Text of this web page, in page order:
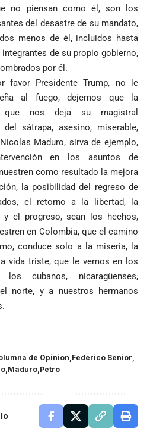
no piensan como él, son los
del desastre de su mandato,
menos de él, incluidos hasta
de su propio gobierno,
por él.
favor Presidente Trump, no le
al fuego, dejemos que la
que nos deja su magistral
del sátrapa, asesino, miserable,
Maduro, sirva de ejemplo,
en los asuntos de
como resultado la mejora
la posibilidad del regreso de
el retorno a la libertad, la
y el progreso, sean los hechos,
en Colombia, que el camino
conduce solo a la miseria, la
vida triste, que le vemos en los
cubanos, nicaragüenses,
norte, y a nuestros hermanos
de Opinion Federico Senior
Maduro Petro